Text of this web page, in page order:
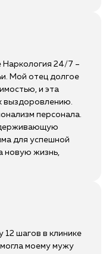
Наркология 24/7 –
Мой отец долгое
и эта
выздоровлению.
персонала.
для успешной
новую жизнь,
12 шагов в клинике
моему мужу